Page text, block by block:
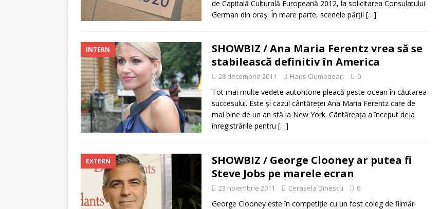
de Capitală Culturală Europeană 2012, la solicitarea Consulatului
German din oraş. În mare parte, scenele părţii […]
INTERN
SHOWBIZ / Ana Maria Ferentz vrea să se
stabilească definitiv în America
28 decembrie 2011 Haris Ciumedean 0
Tot mai multe vedete autohtone pleacă peste ocean în căutarea
succesului. Este și cazul cântăreței Ana Maria Ferentz care de
mai bine de un an stă la New York. Cântăreața a început deja
înregistrările pentru […]
EXTERN
SHOWBIZ / George Clooney ar putea fi
Steve Jobs pe marele ecran
23 noiembrie 2011 Cerasela Dinescu 0
George Clooney este în competiţie cu un fost coleg de filmări